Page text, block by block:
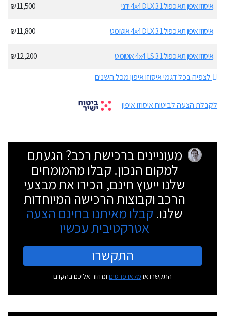
איסוזו איפון תא כפול 3.1 4x4 DLX ידני 11,500 ₪
איסוזו איפון תא כפול 3.1 4x4 DLX אוטומט 11,800 ₪
איסוזו איפון תא כפול 3.1 4x4 LS אוטומט
12,200 ₪
לצפיה בכל דגמי איסוזו איפון מכל השנים
לקבלת הצעה לביטוח איסוזו איפון
מעוניינים ברכישת רכב? הגעתם
למקום הנכון. קבלו מהמומחים
שלנו ייעוץ חינם, הכירו את מבצעי
הרכב וקבוצות הרכישה המיוחדות
שלנו. קבלו מאיתנו בחינם הצעה
אטרקטיבית עכשיו
התקשרו
התקשרו או מלאו פרטים ונחזור אליכם בהקדם